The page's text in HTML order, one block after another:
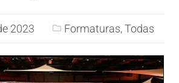
2023 Formaturas,Todas